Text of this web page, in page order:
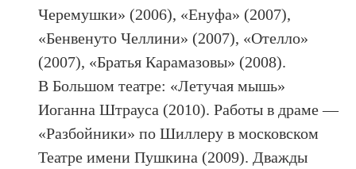
Черемушки» (2006), «Енуфа» (2007),
«Бенвенуто Челлини» (2007), «Отелло»
(2007), «Братья Карамазовы» (2008).
В Большом театре: «Летучая мышь»
Иоганна Штрауса (2010). Работы в драме —
«Разбойники» по Шиллеру в московском
Театре имени Пушкина (2009). Дважды